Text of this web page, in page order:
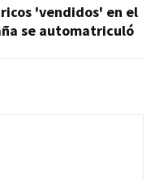
'vendidos' en el
se automatriculó